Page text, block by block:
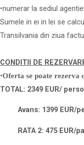
•numerar la sediul
Sumele in ei in lei se
Transilvania din ziua
CONDITII DE
•Oferta se poate rezerva
TOTAL: 2349 EUR/
Avans: 1399 EUR/
RATA 2: 475 EUR/